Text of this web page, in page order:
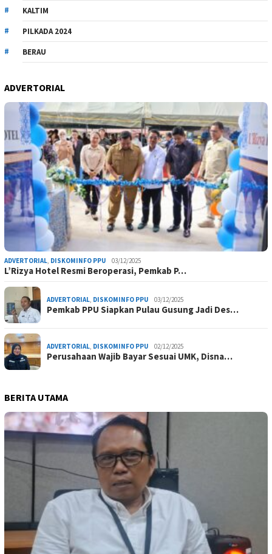
KALTIM
PILKADA 2024
BERAU
ADVERTORIAL
ADVERTORIAL, DISKOMINFO PPU 03/12/2025
L’Rizya Hotel Resmi Beroperasi, Pemkab P…
ADVERTORIAL, DISKOMINFO PPU 03/12/2025
Pemkab PPU Siapkan Pulau Gusung Jadi Des…
ADVERTORIAL, DISKOMINFO PPU 02/12/2025
Perusahaan Wajib Bayar Sesuai UMK, Disna…
BERITA UTAMA